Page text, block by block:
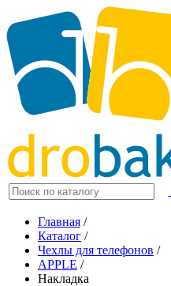
Главная /
Каталог /
Чехлы для телефонов /
APPLE /
Накладка